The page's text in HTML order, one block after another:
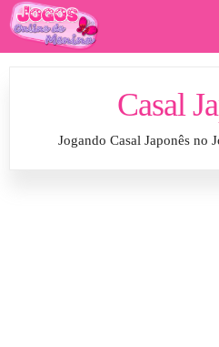
Casal
Jogando Casal Japonês no